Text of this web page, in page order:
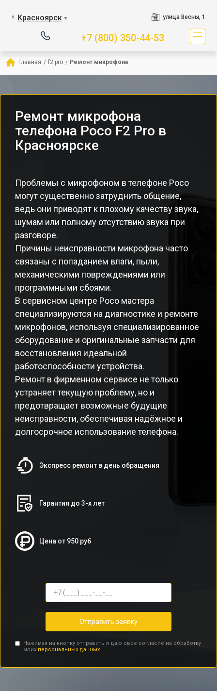
Красноярск ▼ улица Весны, 1
+7 (800) 350-44-53
Главная / f2 pro / Ремонт микрофона
Ремонт микрофона
телефона Poco F2 Pro в
Красноярске
Проблемы с микрофоном в телефоне Poco
могут существенно затруднить общение,
ведь они приводят к плохому качеству звука,
шумам или полному отсутствию звука при
разговоре.
Причины неисправности микрофона часто
связаны с попаданием влаги, пыли,
механическими повреждениями или
программными сбоями.
В сервисном центре Poco мастера
специализируются на диагностике и ремонте
микрофонов, используя специализированное
оборудование и оригинальные запчасти для
восстановления идеальной
работоспособности устройства.
Ремонт в фирменном сервисе не только
устраняет текущую проблему, но и
предотвращает возможные будущие
неисправности, обеспечивая надёжное и
долгосрочное использование телефона.
Экспресс ремонт в день обращения
Гарантия до 3-х лет
Цена от 950 руб
Отправить заявку
Нажимая на кнопку отправить я даю свое согласие на обработку
моих персональных данных.